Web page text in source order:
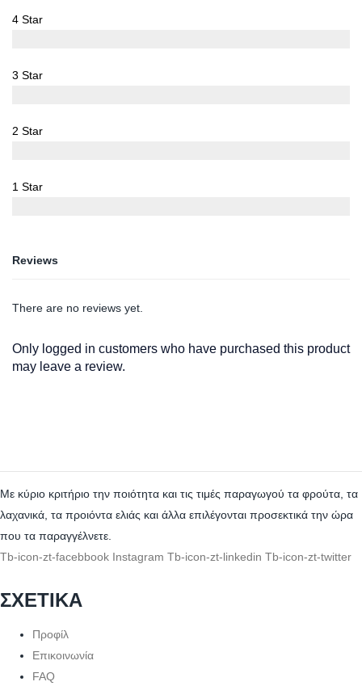
4 Star
3 Star
2 Star
1 Star
Reviews
There are no reviews yet.
Only logged in customers who have purchased this product
may leave a review.
Με κύριο κριτήριο την ποιότητα και τις τιμές παραγωγού τα φρούτα, τα
λαχανικά, τα προιόντα ελιάς και άλλα επιλέγονται προσεκτικά την ώρα
που τα παραγγέλνετε.
Tb-icon-zt-facebbook Instagram Tb-icon-zt-linkedin Tb-icon-zt-twitter
ΣΧΕΤΙΚΑ
Προφίλ
Επικοινωνία
FAQ